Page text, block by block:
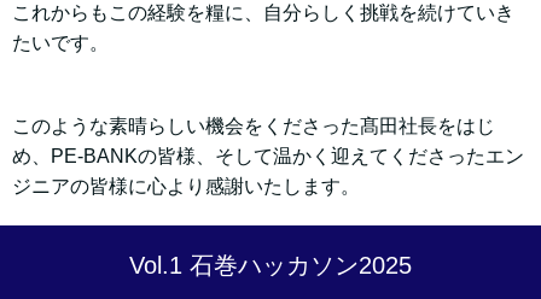
これからもこの経験を糧に、自分らしく挑戦を続けていき
たいです。
このような素晴らしい機会をくださった髙田社長をはじ
め、PE-BANKの皆様、そして温かく迎えてくださったエン
ジニアの皆様に心より感謝いたします。
Vol.1 石巻ハッカソン2025